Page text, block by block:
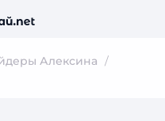
Алексина